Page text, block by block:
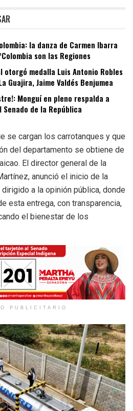
la danza de Carmen Ibarra
son las Regiones
otorgó medalla Luis Antonio Robles
Guajira, Jaime Valdés Benjumea
Monguí en pleno respalda a
de la República
se cargan los carrotanques y que
del departamento se obtiene de
El director general de la
anunció el inicio de la
a la opinión pública, donde
esta entrega, con transparencia,
el bienestar de los
PUBLICITARIO